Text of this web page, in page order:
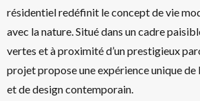
résidentiel redéfinit le concept de vie
avec la nature. Situé dans un cadre
vertes et à proximité d’un prestigieux
projet propose une expérience unique
et de design contemporain.